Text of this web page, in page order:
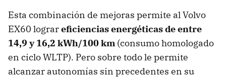
Esta combinación de mejoras permite al Volvo
EX60 lograreficiencias energéticas de entre
14,9 y 16,2 kWh/100 km (consumo homologado
en ciclo WLTP). Pero sobre todo le permite
alcanzar autonomías sin precedentes en su